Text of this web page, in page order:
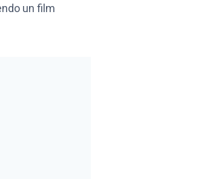
un film